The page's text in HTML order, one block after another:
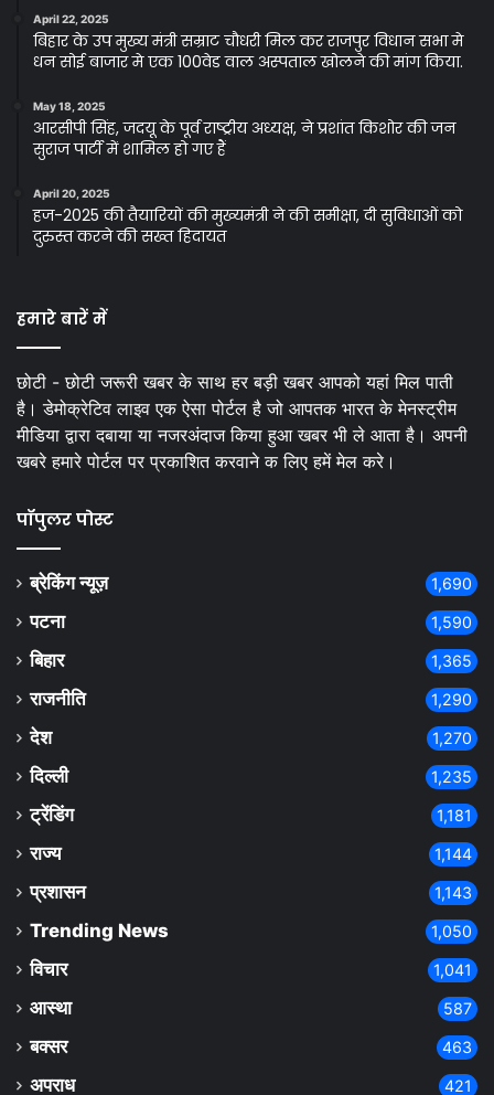
April 22, 2025
बिहार के उप मुख्य मंत्री सम्राट चौधरी मिल कर राजपुर विधान सभा मे
धन सोई बाजार मे एक 100वेड वाल अस्पताल खोलने की मांग किया.
May 18, 2025
आरसीपी सिंह, जदयू के पूर्व राष्ट्रीय अध्यक्ष, ने प्रशांत किशोर की जन
सुराज पार्टी में शामिल हो गए हैं
April 20, 2025
हज-2025 की तैयारियों की मुख्यमंत्री ने की समीक्षा, दी सुविधाओं को
दुरुस्त करने की सख्त हिदायत
हमारे बारें में
छोटी - छोटी जरूरी खबर के साथ हर बड़ी खबर आपको यहां मिल पाती
है। डेमोक्रेटिव लाइव एक ऐसा पोर्टल है जो आपतक भारत के मेनस्ट्रीम
मीडिया द्वारा दबाया या नजरअंदाज किया हुआ खबर भी ले आता है। अपनी
खबरे हमारे पोर्टल पर प्रकाशित करवाने क लिए हमें मेल करे।
पॉपुलर पोस्ट
ब्रेकिंग न्यूज़ 1,690
पटना 1,590
बिहार 1,365
राजनीति 1,290
देश 1,270
दिल्ली 1,235
ट्रेंडिंग 1,181
राज्य 1,144
प्रशासन 1,143
Trending News 1,050
विचार 1,041
आस्था 587
बक्सर 463
अपराध 421